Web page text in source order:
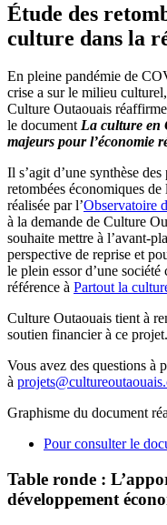
Étude des
culture dans la
En pleine pandémie de
crise a sur le milieu
Culture Outaouais
le documentLa culture en
majeurs pour l’économie
Il s’agit d’une synthèse
retombées économiques
réalisée par l’Observatoire
à la demande de Culture
souhaite mettre à l’avant-
perspective de reprise et
le plein essor d’une
référence à Partout la
Culture Outaouais tient à
soutien financier à ce projet.
Vous avez des questions à
à
Graphisme du document
Pour consulter le
Table ronde :
développement